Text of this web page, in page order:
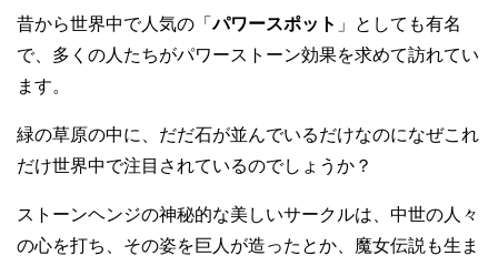
昔から世界中で人気の「パワースポット 」としても有名
で、多くの人たちがパワーストーン効果を求めて訪れてい
ます。
緑の草原の中に、だだ石が並んでいるだけなのになぜこれ
だけ世界中で注目されているのでしょうか？
ストーンヘンジの神秘的な美しいサークルは、中世の人々
の心を打ち、その姿を巨人が造ったとか、魔女伝説も生ま